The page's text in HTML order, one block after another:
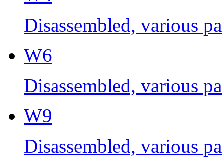
Disassembled, various
W6
Disassembled, various
W9
Disassembled, various